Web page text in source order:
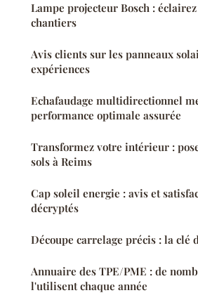
Lampe projecteur Bosch :
chantiers
Avis clients sur les panneaux
expériences
Echafaudage multidirectionnel
performance optimale assurée
Transformez votre intérieur :
sols à Reims
Cap soleil energie : avis et
décryptés
Découpe carrelage précis : la clé
Annuaire des TPE/PME : de
l'utilisent chaque année